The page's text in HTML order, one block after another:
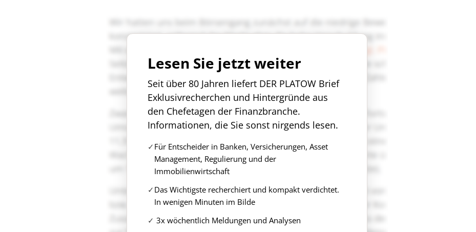
Lesen Sie jetzt weiter
Seit über 80 Jahren liefert DER PLATOW Brief
Exklusivrecherchen und Hintergründe aus
den Chefetagen der Finanzbranche.
Informationen, die Sie sonst nirgends lesen.
Für Entscheider in Banken, Versicherungen, Asset
Management, Regulierung und der
Immobilienwirtschaft
Das Wichtigste recherchiert und kompakt verdichtet.
In wenigen Minuten im Bilde
3x wöchentlich Meldungen und Analysen